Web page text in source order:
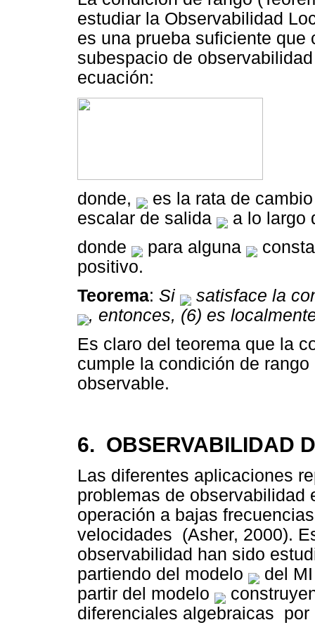
estudiar la Observabilidad
es una prueba suficiente
subespacio de
ecuación:
donde,
es la rata de
escalar de salida
a lo largo
donde
para alguna
positivo.
Teorema: Si
satisface la
, entonces, (6) es
Es claro del teorema que la
cumple la condición de
observable.
6. OBSERVABILIDAD
Las diferentes aplicaciones
problemas de observabilidad
operación a bajas
velocidades (Asher, 2000).
observabilidad han sido
partiendo del modelo
del
partir del modelo
diferenciales algebraicas por